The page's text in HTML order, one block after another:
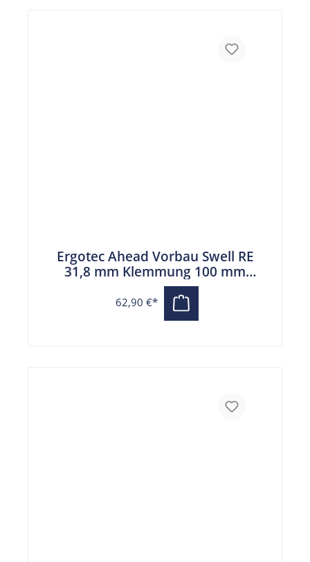
Ergotec Ahead Vorbau Swell RE
31,8 mm Klemmung 100 mm
Auslage schwarz
62,90 €*